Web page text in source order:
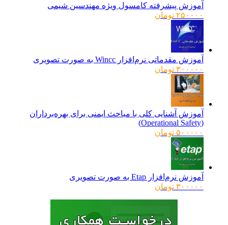
آموزش پیشرفته کامسول ویژه مهندسین شیمی
۲۵۰۰۰۰ تومان
آموزش مقدماتی نرم‌افزار Wincc به صورت تصویری
۳۰۰۰۰۰ تومان
آموزش آشنایی کلی با مباحث ایمنی برای بهره‌برداران
۵۰۰۰۰۰ تومان
آموزش نرم‌افزار Etap به صورت تصویری
۳۰۰۰۰۰ تومان